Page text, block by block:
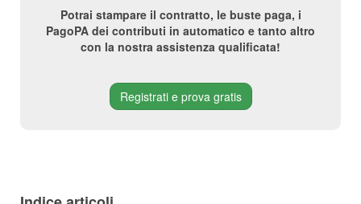
Potrai stampare il contratto, le buste paga, i
PagoPA dei contributi in automatico e tanto altro
con la nostra assistenza qualificata!
Registrati e prova gratis